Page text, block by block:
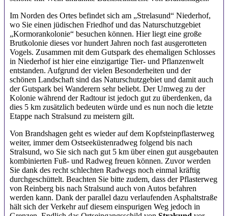
Im Norden des Ortes befindet sich am „Strelasund“ Niederhof,
wo Sie einen jüdischen Friedhof und das Naturschutzgebiet
„Kormorankolonie“ besuchen können. Hier liegt eine große
Brutkolonie dieses vor hundert Jahren noch fast ausgerotteten
Vogels. Zusammen mit dem Gutspark des ehemaligen Schlosses
in Niederhof ist hier eine einzigartige Tier- und Pflanzenwelt
entstanden. Aufgrund der vielen Besonderheiten und der
schönen Landschaft sind das Naturschutzgebiet und damit auch
der Gutspark bei Wanderern sehr beliebt. Der Umweg zu der
Kolonie während der Radtour ist jedoch gut zu überdenken, da
dies 5 km zusätzlich bedeuten würde und es nun noch die letzte
Etappe nach Stralsund zu meistern gilt.
Von Brandshagen geht es wieder auf dem Kopfsteinpflasterweg
weiter, immer dem Ostseeküstenradweg folgend bis nach
Stralsund, wo Sie sich nach gut 5 km über einen gut ausgebauten
kombinierten Fuß- und Radweg freuen können. Zuvor werden
Sie dank des recht schlechten Radwegs noch einmal kräftig
durchgeschüttelt. Beachten Sie bitte zudem, dass der Pflasterweg
von Reinberg bis nach Stralsund auch von Autos befahren
werden kann. Dank der parallel dazu verlaufenden Asphaltstraße
hält sich der Verkehr auf diesem einspurigen Weg jedoch in